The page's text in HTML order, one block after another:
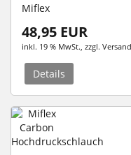
Miflex
48,95 EUR
inkl. 19 % MwSt. , zzgl. Versand
Details